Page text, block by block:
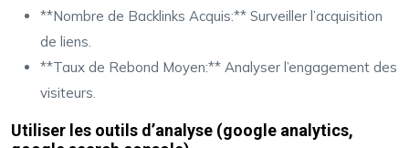
**Nombre de Backlinks Acquis:** Surveiller l’acquisition
de liens.
**Taux de Rebond Moyen:** Analyser l’engagement des
visiteurs.
Utiliser les outils d’analyse (google analytics,